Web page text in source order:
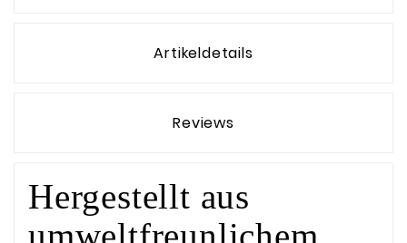
Artikeldetails
Reviews
Hergestellt aus